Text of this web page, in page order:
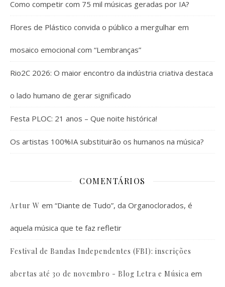
Como competir com 75 mil músicas geradas por IA?
Flores de Plástico convida o público a mergulhar em
mosaico emocional com “Lembranças”
Rio2C 2026: O maior encontro da indústria criativa destaca
o lado humano de gerar significado
Festa PLOC: 21 anos – Que noite histórica!
Os artistas 100%IA substituirão os humanos na música?
COMENTÁRIOS
Artur W em “Diante de Tudo”, da Organoclorados, é
aquela música que te faz refletir
Festival de Bandas Independentes (FBI): inscrições
abertas até 30 de novembro - Blog Letra e Música em